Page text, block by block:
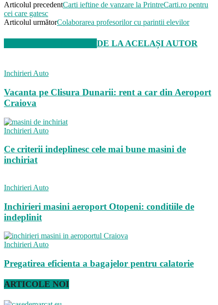
Articolul precedentCarti ieftine de vanzare la PrintreCarti.ro pentru
cei care gatesc
Articolul următorColaborarea profesorilor cu parintii elevilor
DE LA ACELAȘI AUTOR
Inchirieri Auto
Vacanta pe Clisura Dunarii: rent a car din Aeroport
Craiova
Inchirieri Auto
Ce criterii indeplinesc cele mai bune masini de
inchiriat
Inchirieri Auto
Inchirieri masini aeroport Otopeni: conditiile de
indeplinit
Inchirieri Auto
Pregatirea eficienta a bagajelor pentru calatorie
ARTICOLE NOI